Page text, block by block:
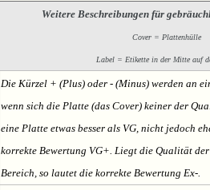
Weitere Beschreibungen für
Cover = Plattenhülle
Label = Etikette in der Mitte auf
Die Kürzel + (Plus) oder - (Minus) werden an
wenn sich die Platte (das Cover) keiner der
eine Platte etwas besser als VG, nicht jedoch
korrekte Bewertung VG+. Liegt die Qualität
Bereich, so lautet die korrekte Bewertung Ex-.